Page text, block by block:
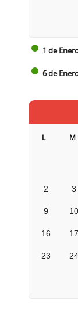
1 de
6 de
L M
2 3
9 10
16 17
23 24